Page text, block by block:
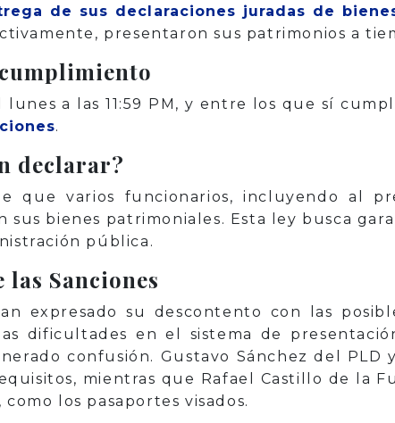
de sus declaraciones juradas de
presentaron sus patrimonios a
a las 11:59 PM, y entre los que sí
.
declarar?
que varios funcionarios, incluyendo al
sus bienes patrimoniales. Esta ley busca
pública.
las Sanciones
expresado su descontento con las
dificultades en el sistema de
confusión. Gustavo Sánchez del PLD
mientras que Rafael Castillo de la
los pasaportes visados.